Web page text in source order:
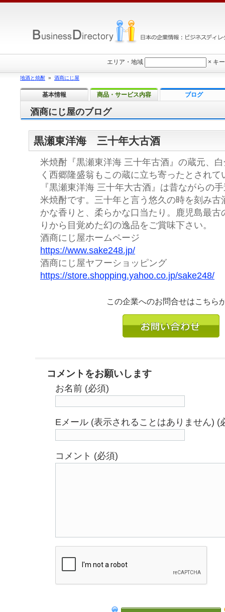
酒商にじ屋のブログ
黒瀬東洋海 三十年大古酒
米焼酎『黒瀬東洋海 三十年古酒』の蔵元、
く西郷隆盛翁もこの蔵に立ち寄ったとされて
『黒瀬東洋海 三十年大古酒』は昔ながらの
米焼酎です。三十年と言う悠久の時を刻み古
かな香りと、柔らかな口当たり。鹿児島最古
りから目覚めた幻の逸品をご賞味下さい。
酒商にじ屋ホームページ
https://www.sake248.jp/
酒商にじ屋ヤフーショッピング
https://store.shopping.yahoo.co.jp/sake248/
この企業へのお問合せはこちら
コメントをお願いします
お名前 (必須)
Eメール (表示されることはありません) (
コメント (必須)
エリア・地域 × キ
地酒と焼酎 » 酒商にじ屋
基本情報 商品・サービス内容 ブログ